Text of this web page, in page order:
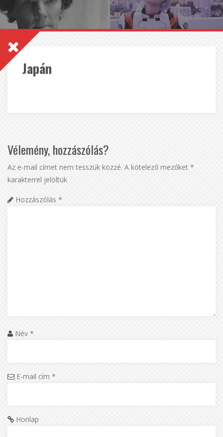
Japán
Vélemény, hozzászólás?
Az e-mail címet nem tesszük közzé. A kötelező mezőket *
karakterrel jelöltük
Hozzászólás *
Név *
E-mail cím *
Honlap